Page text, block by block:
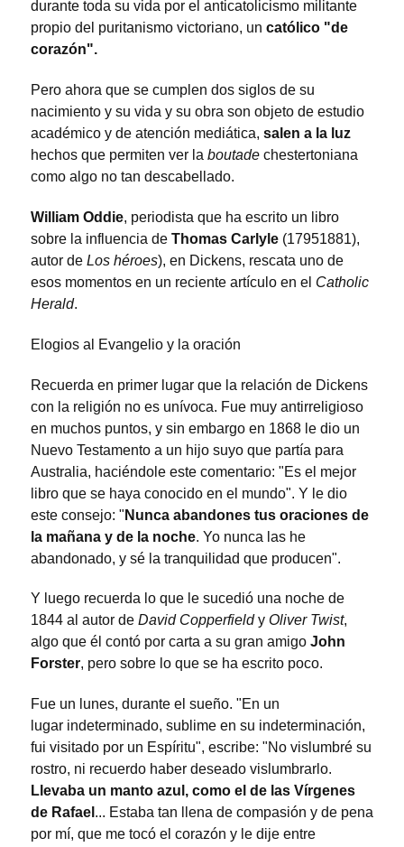
durante toda su vida por el anticatolicismo militante
propio del puritanismo victoriano, un católico "de
corazón".
Pero ahora que se cumplen dos siglos de su
nacimiento y su vida y su obra son objeto de estudio
académico y de atención mediática, salen a la luz
hechos que permiten ver la boutade chestertoniana
como algo no tan descabellado.
William Oddie, periodista que ha escrito un libro
sobre la influencia de Thomas Carlyle (17951881),
autor de Los héroes), en Dickens, rescata uno de
esos momentos en un reciente artículo en el Catholic
Herald.
Elogios al Evangelio y la oración
Recuerda en primer lugar que la relación de Dickens
con la religión no es unívoca. Fue muy antirreligioso
en muchos puntos, y sin embargo en 1868 le dio un
Nuevo Testamento a un hijo suyo que partía para
Australia, haciéndole este comentario: "Es el mejor
libro que se haya conocido en el mundo". Y le dio
este consejo: " Nunca abandones tus oraciones de
la mañana y de la noche. Yo nunca las he
abandonado, y sé la tranquilidad que producen".
Y luego recuerda lo que le sucedió una noche de
1844 al autor de David Copperfield y Oliver Twist,
algo que él contó por carta a su gran amigo John
Forster, pero sobre lo que se ha escrito poco.
Fue un lunes, durante el sueño. "En un
lugar indeterminado, sublime en su indeterminación,
fui visitado por un Espíritu", escribe: "No vislumbré su
rostro, ni recuerdo haber deseado vislumbrarlo.
Llevaba un manto azul, como el de las Vírgenes
de Rafael ... Estaba tan llena de compasión y de pena
por mí, que me tocó el corazón y le dije entre